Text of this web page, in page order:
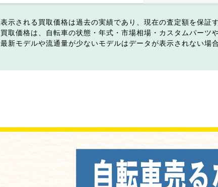
表示される買取価格は過去の実績であり、現在の査定額を保証
買取価格は、自転車の状態・年式・市場相場・カスタムパーツ
最新モデルや流通量が少ないモデルはデータが表示されない場